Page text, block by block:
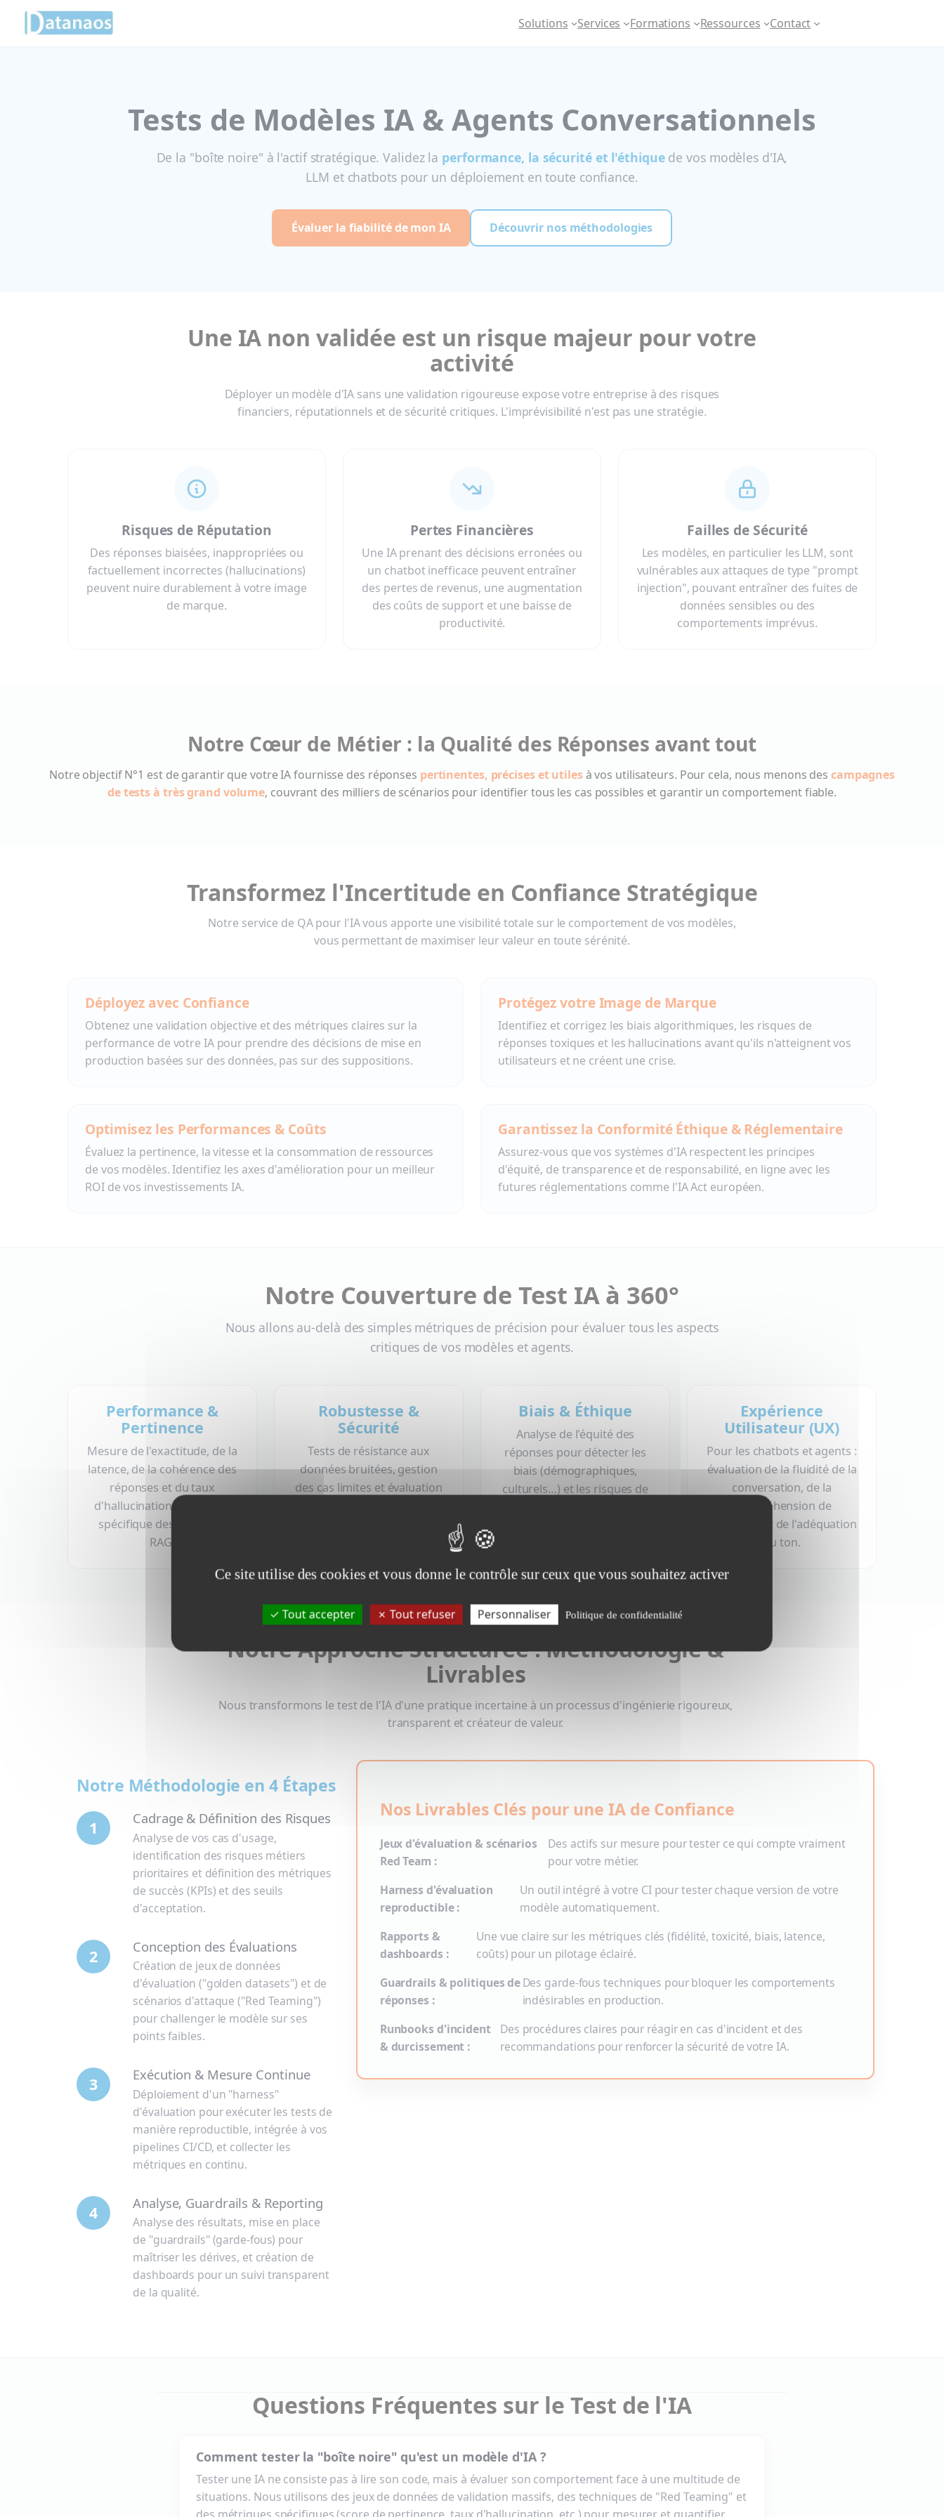
Solutions Services Formations Ressources Contact
Tests de Modèles IA & Agents Conversationnels
De la "boîte noire" à l'actif stratégique. Validez la performance, la sécurité et l'éthiquede vos modèles d'IA,
LLM et chatbots pour un déploiement en toute confiance.
Évaluer la fiabilité de mon IA Découvrir nos méthodologies
Une IA non validée est un risque majeur pour votre
activité
Déployer un modèle d'IA sans une validation rigoureuse expose votre entreprise à des risques
financiers, réputationnels et de sécurité critiques. L'imprévisibilité n'est pas une stratégie.
Risques de Réputation
Des réponses biaisées, inappropriées ou
factuellement incorrectes (hallucinations)
peuvent nuire durablement à votre image
de marque.
Pertes Financières
Une IA prenant des décisions erronées ou
un chatbot inefficace peuvent entraîner
des pertes de revenus, une augmentation
des coûts de support et une baisse de
productivité.
Failles de Sécurité
Les modèles, en particulier les LLM, sont
vulnérables aux attaques de type "prompt
injection", pouvant entraîner des fuites de
données sensibles ou des
comportements imprévus.
Notre Cœur de Métier : la Qualité des Réponses avant tout
Notre objectif N°1 est de garantir que votre IA fournisse des réponses pertinentes, précises et utilesà vos utilisateurs. Pour cela, nous menons des campagnes
de tests à très grand volume, couvrant des milliers de scénarios pour identifier tous les cas possibles et garantir un comportement fiable.
Transformez l'Incertitude en Confiance Stratégique
Notre service de QA pour l'IA vous apporte une visibilité totale sur le comportement de vos modèles,
vous permettant de maximiser leur valeur en toute sérénité.
Déployez avec Confiance
Obtenez une validation objective et des métriques claires sur la
performance de votre IA pour prendre des décisions de mise en
production basées sur des données, pas sur des suppositions.
Protégez votre Image de Marque
Identifiez et corrigez les biais algorithmiques, les risques de
réponses toxiques et les hallucinations avant qu'ils n'atteignent vos
utilisateurs et ne créent une crise.
Optimisez les Performances & Coûts
Évaluez la pertinence, la vitesse et la consommation de ressources
de vos modèles. Identifiez les axes d'amélioration pour un meilleur
ROI de vos investissements IA.
Garantissez la Conformité Éthique & Réglementaire
Assurez-vous que vos systèmes d'IA respectent les principes
d'équité, de transparence et de responsabilité, en ligne avec les
futures réglementations comme l'IA Act européen.
Notre Couverture de Test IA à 360°
Nous allons au-delà des simples métriques de précision pour évaluer tous les aspects
critiques de vos modèles et agents.
Performance &
Pertinence
Mesure de l'exactitude, de la
latence, de la cohérence des
réponses et du taux
d'hallucination. Validation
spécifique des systèmes
RAG.
Robustesse &
Sécurité
Tests de résistance aux
données bruitées, gestion
des cas limites et évaluation
Biais & Éthique
Analyse de l'équité des
réponses pour détecter les
biais (démographiques,
culturels…) et les risques de
Expérience
Utilisateur (UX)
Pour les chatbots et agents :
évaluation de la fluidité de la
conversation, de la
compréhension de
l'intention et de l'adéquation
du ton.
Notre Approche Structurée : Méthodologie &
Livrables
Nous transformons le test de l'IA d'une pratique incertaine à un processus d'ingénierie rigoureux,
transparent et créateur de valeur.
Notre Méthodologie en 4 Étapes
1 Cadrage & Définition des Risques
Analyse de vos cas d'usage,
identification des risques métiers
prioritaires et définition des métriques
de succès (KPIs) et des seuils
d'acceptation.
2 Conception des Évaluations
Création de jeux de données
d'évaluation ("golden datasets") et de
scénarios d'attaque ("Red Teaming")
pour challenger le modèle sur ses
points faibles.
3 Exécution & Mesure Continue
Déploiement d'un "harness"
d'évaluation pour exécuter les tests de
manière reproductible, intégrée à vos
pipelines CI/CD, et collecter les
métriques en continu.
4 Analyse, Guardrails & Reporting
Analyse des résultats, mise en place
de "guardrails" (garde-fous) pour
maîtriser les dérives, et création de
dashboards pour un suivi transparent
de la qualité.
Nos Livrables Clés pour une IA de Confiance
Jeux d'évaluation & scénarios
Red Team :
Des actifs sur mesure pour tester ce qui compte vraiment
pour votre métier.
Harness d'évaluation
reproductible :
Un outil intégré à votre CI pour tester chaque version de votre
modèle automatiquement.
Rapports &
dashboards :
Une vue claire sur les métriques clés (fidélité, toxicité, biais, latence,
coûts) pour un pilotage éclairé.
Guardrails & politiques de
réponses :
Des garde-fous techniques pour bloquer les comportements
indésirables en production.
Runbooks d'incident
& durcissement :
Des procédures claires pour réagir en cas d'incident et des
recommandations pour renforcer la sécurité de votre IA.
Questions Fréquentes sur le Test de l'IA
Comment tester la "boîte noire" qu'est un modèle d'IA ?
Tester une IA ne consiste pas à lire son code, mais à évaluer son comportement face à une multitude de
situations. Nous utilisons des jeux de données de validation massifs, des techniques de "Red Teaming" et
Panneau de gestion des cookies
Ce site utilise des cookies et vous donne le contrôle sur ceux que vous souhaitez activer
Tout accepter Tout refuser Personnaliser Politique de confidentialité